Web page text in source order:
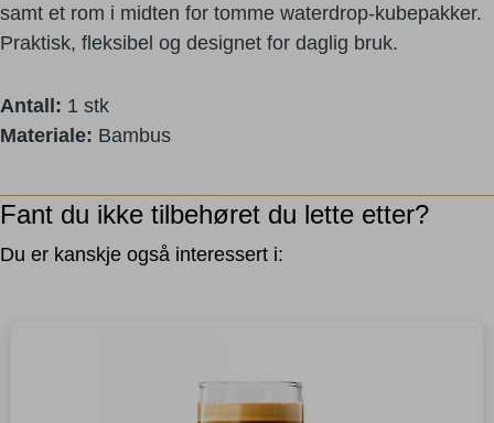
samt et rom i midten for tomme waterdrop-kubepakker.
Praktisk, fleksibel og designet for daglig bruk.
Antall: 1 stk
Materiale: Bambus
Fant du ikke tilbehøret du lette etter?
Du er kanskje også interessert i: